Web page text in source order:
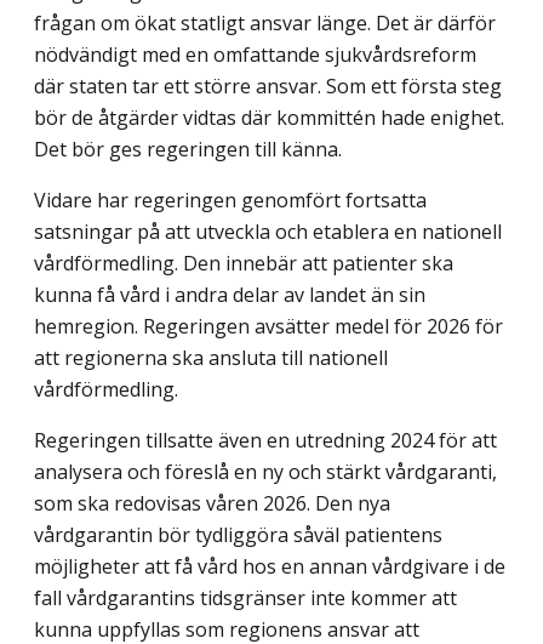
frågan om ökat statligt ansvar länge. Det är därför
nödvändigt med en omfattande sjukvårdsreform
där staten tar ett större ansvar. Som ett första steg
bör de åtgärder vidtas där kommittén hade enighet.
Det bör ges regeringen till känna.
Vidare har regeringen genomfört fortsatta
satsningar på att utveckla och etablera en nationell
vårdförmedling. Den innebär att patienter ska
kunna få vård i andra delar av landet än sin
hemregion. Regeringen avsätter medel för 2026 för
att regionerna ska ansluta till nationell
vårdförmedling.
Regeringen tillsatte även en utredning 2024 för att
analysera och föreslå en ny och stärkt vårdgaranti,
som ska redovisas våren 2026. Den nya
vårdgarantin bör tydliggöra såväl patientens
möjligheter att få vård hos en annan vårdgivare i de
fall vårdgarantins tidsgränser inte kommer att
kunna uppfyllas som regionens ansvar att